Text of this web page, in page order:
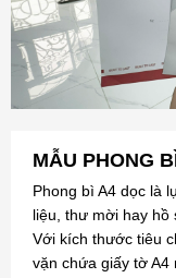
MẪU PHONG
Phong bì A4 dọc là
liệu, thư mời hay hồ
Với kích thước tiêu
vặn chứa giấy tờ A4